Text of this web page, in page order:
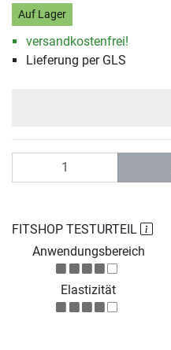
Auf Lager
versandkostenfrei!
Lieferung per GLS
FITSHOP TESTURTEIL
Anwendungsbereich
Elastizität